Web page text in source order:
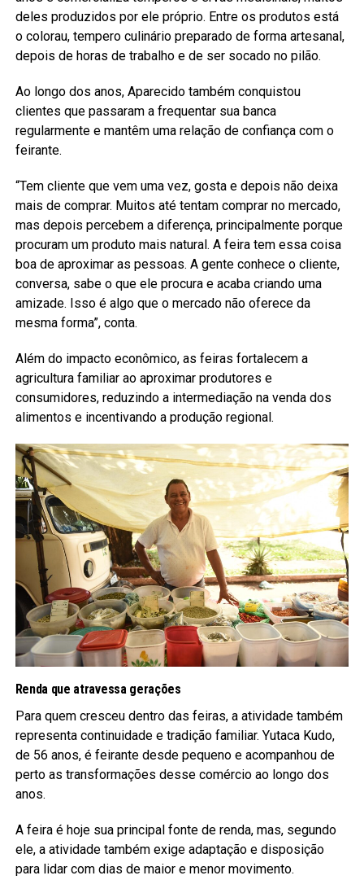
deles produzidos por ele próprio. Entre os produtos está
o colorau, tempero culinário preparado de forma artesanal,
depois de horas de trabalho e de ser socado no pilão.
Ao longo dos anos, Aparecido também conquistou
clientes que passaram a frequentar sua banca
regularmente e mantêm uma relação de confiança com o
feirante.
“Tem cliente que vem uma vez, gosta e depois não deixa
mais de comprar. Muitos até tentam comprar no mercado,
mas depois percebem a diferença, principalmente porque
procuram um produto mais natural. A feira tem essa coisa
boa de aproximar as pessoas. A gente conhece o cliente,
conversa, sabe o que ele procura e acaba criando uma
amizade. Isso é algo que o mercado não oferece da
mesma forma”, conta.
Além do impacto econômico, as feiras fortalecem a
agricultura familiar ao aproximar produtores e
consumidores, reduzindo a intermediação na venda dos
alimentos e incentivando a produção regional.
Renda que atravessa gerações
Para quem cresceu dentro das feiras, a atividade também
representa continuidade e tradição familiar. Yutaca Kudo,
de 56 anos, é feirante desde pequeno e acompanhou de
perto as transformações desse comércio ao longo dos
anos.
A feira é hoje sua principal fonte de renda, mas, segundo
ele, a atividade também exige adaptação e disposição
para lidar com dias de maior e menor movimento.